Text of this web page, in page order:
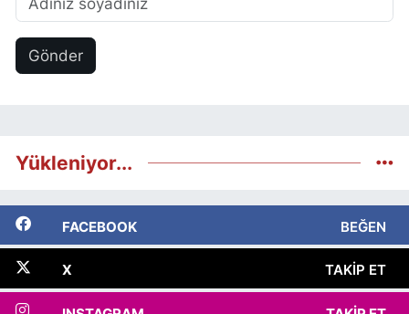
Gönder
Yükleniyor...
FACEBOOK BEĞEN
X TAKIP ET